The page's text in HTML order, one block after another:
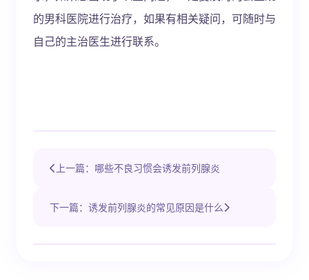
的男科医院进行治疗，如果有相关疑问，可随时与
自己的主治医生进行联系。
上一篇：哪些不良习惯会诱发前列腺炎
下一篇：诱发前列腺炎的常见原因是什么